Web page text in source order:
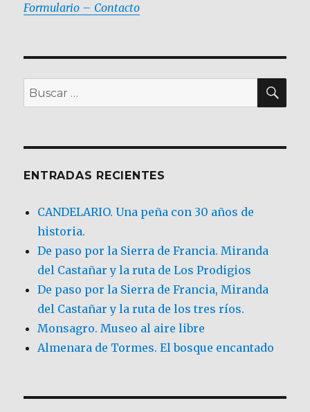
Formulario – Contacto
Buscar
por:
ENTRADAS RECIENTES
CANDELARIO. Una peña con 30 años de
historia.
De paso por la Sierra de Francia. Miranda
del Castañar y la ruta de Los Prodigios
De paso por la Sierra de Francia, Miranda
del Castañar y la ruta de los tres ríos.
Monsagro. Museo al aire libre
Almenara de Tormes. El bosque encantado